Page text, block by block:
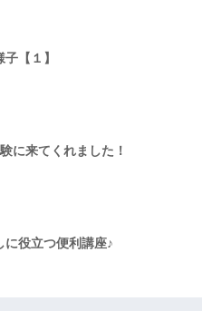
【１】
に来てくれました！
役立つ便利講座♪